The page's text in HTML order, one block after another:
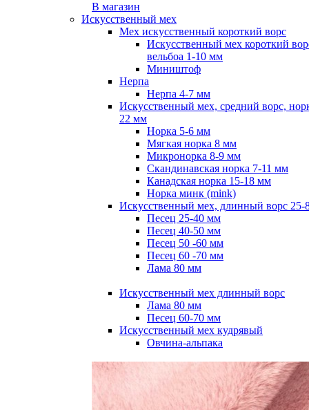
В магазин
Искусственный мех
Мех искусственный короткий ворс
Искусственный мех короткий
вельбоа 1-10 мм
Миништоф
Нерпа
Нерпа 4-7 мм
Искусственный мех, средний ворс,
22 мм
Норка 5-6 мм
Мягкая норка 8 мм
Микронорка 8-9 мм
Скандинавская норка 7-11 мм
Канадская норка 15-18 мм
Норка минк (mink)
Искусственный мех, длинный ворс 25-
Песец 25-40 мм
Песец 40-50 мм
Песец 50 -60 мм
Песец 60 -70 мм
Лама 80 мм
Искусственный мех длинный ворс
Лама 80 мм
Песец 60-70 мм
Искусственный мех кудрявый
Овчина-альпака